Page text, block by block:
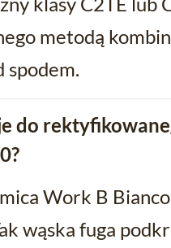
metodą
spodem.
do
Work B
wąska fuga